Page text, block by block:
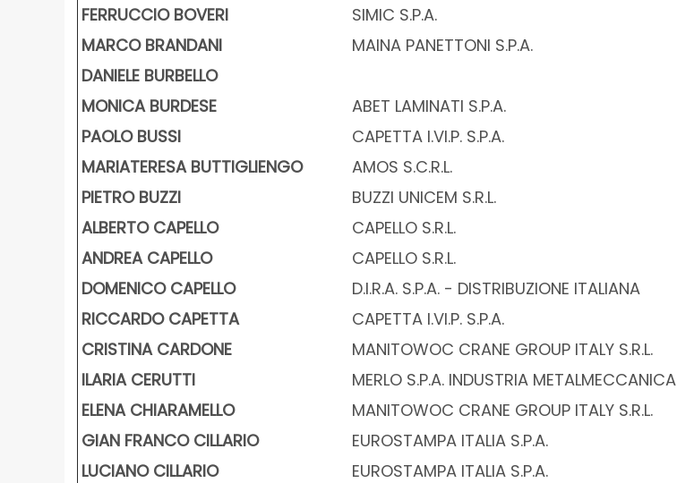
FERRUCCIO BOVERI
SIMIC S.P.A.
MARCO BRANDANI
MAINA PANETTONI S.P.A.
DANIELE BURBELLO
MONICA BURDESE
ABET LAMINATI S.P.A.
PAOLO BUSSI
CAPETTA I.VI.P. S.P.A.
MARIATERESA BUTTIGLIENGO
AMOS S.C.R.L.
PIETRO BUZZI
BUZZI UNICEM S.R.L.
ALBERTO CAPELLO
CAPELLO S.R.L.
ANDREA CAPELLO
CAPELLO S.R.L.
DOMENICO CAPELLO
D.I.R.A. S.P.A. - DISTRIBUZIONE ITALIANA
RICCARDO CAPETTA
CAPETTA I.VI.P. S.P.A.
CRISTINA CARDONE
MANITOWOC CRANE GROUP ITALY S.R.L.
ILARIA CERUTTI
MERLO S.P.A. INDUSTRIA METALMECCANICA
ELENA CHIARAMELLO
MANITOWOC CRANE GROUP ITALY S.R.L.
GIAN FRANCO CILLARIO
EUROSTAMPA ITALIA S.P.A.
LUCIANO CILLARIO
EUROSTAMPA ITALIA S.P.A.